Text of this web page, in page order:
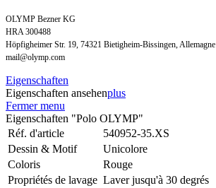
OLYMP Bezner KG
HRA 300488
Höpfigheimer Str. 19, 74321 Bietigheim-Bissingen, Allemagne
mail@olymp.com
Eigenschaften
Eigenschaften ansehenplus
Fermer menu
Eigenschaften "Polo OLYMP"
Réf. d'article
540952-35.XS
Dessin & Motif
Unicolore
Coloris
Rouge
Propriétés de lavage Laver jusqu'à 30 degrés